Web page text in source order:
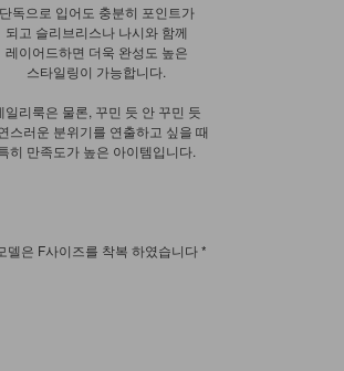
단독으로 입어도 충분히 포인트가
되고 슬리브리스나 나시와 함께
레이어드하면 더욱 완성도 높은
스타일링이 가능합니다.
일리룩은 물론, 꾸민 듯 안 꾸민 듯
스러운 분위기를 연출하고 싶을 때
히 만족도가 높은 아이템입니다.
델은 F사이즈를 착복 하였습니다 *